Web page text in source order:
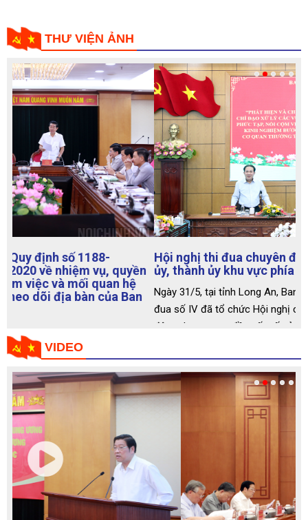
THƯ VIỆN ẢNH
Hội nghị thi đua chuyên đề 22 Ban Nội chính tỉnh
ủy, thành ủy khu vực phía Nam
Ngày 31/5, tại tỉnh Long An, Ban Nội chính Trung ương, Cụm thi
đua số IV đã tổ chức Hội nghị chuyên đề "Phát hiện và chủ
động tham mưu, đề xuất cấp ủy lãnh đạo, chỉ đạo xử lý các vụ
án, vụ việc tham nhũng, tiêu cực; các vấn đề phức tạp, nổi cộm
về an ninh, trật tự trên địa bàn ...
VIDEO